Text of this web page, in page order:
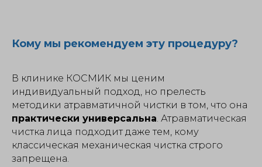
Кому мы рекомендуем эту процедуру?
В клинике КОСМИК мы ценим
индивидуальный подход, но прелесть
методики атравматичной чистки в том, что она
практически универсальна. Атравматическая
чистка лица подходит даже тем, кому
классическая механическая чистка строго
запрещена.